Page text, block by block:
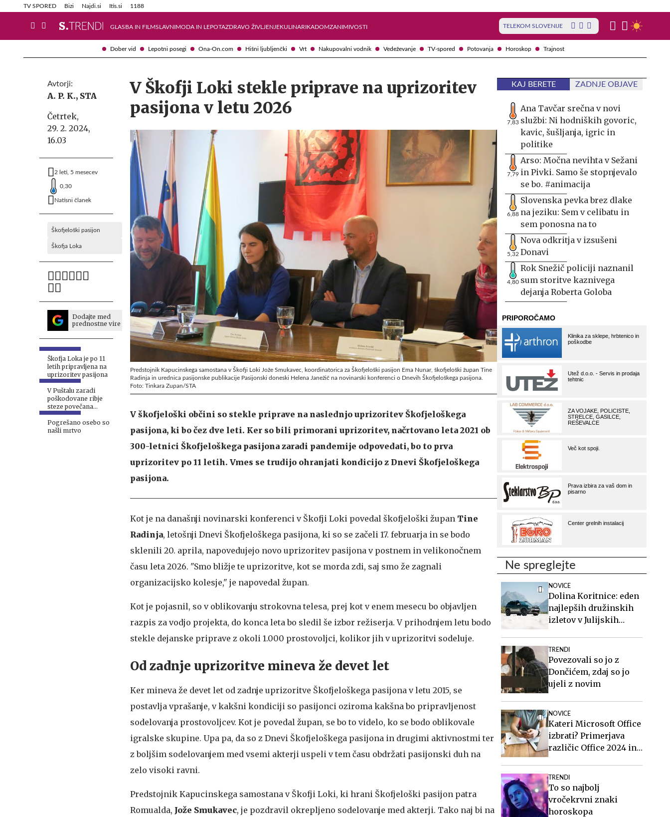
Dober vid Lepotni posegi Ona-On.com Hišni ljubljenčki Vrt Nakupovalni vodnik Vedeževanje TV-spored Potovanja Horoskop Trajnost
TV SPORED Bizi Najdi.si Itis.si 1188
GLASBA IN FILMSLAVNIMODA IN LEPOTAZDRAVO ŽIVLJENJEKULINARIKADOMZANIMIVOSTI TELEKOM SLOVENIJE
Info in obvestila Tehnik
Avtorji:
A. P. K., STA
Četrtek,
29. 2. 2024,
16.03
2 leti, 5 mesecev
0,30
Natisni članek
Škofjeloški pasijon
Škofja Loka
Dodajte med
prednostne vire
Škofja Loka je po 11
letih pripravljena na
uprizoritev pasijona
V Puštalu zaradi
poškodovane ribje
steze povečana
nevarnost za kopalce
Pogrešano osebo so
našli mrtvo
V Škofji Loki stekle priprave na uprizoritev
pasijona v letu 2026
Predstojnik Kapucinskega samostana v Škofji Loki Jože Smukavec, koordinatorica za Škofjeloški pasijon Ema Nunar, škofjeloški župan Tine
Radinja in urednica pasijonske publikacije Pasijonski doneski Helena Janežič na novinarski konferenci o Dnevih Škofjeloškega pasijona.
Foto: Tinkara Zupan/STA
V škofjeloški občini so stekle priprave na naslednjo uprizoritev Škofjeloškega
pasijona, ki bo čez dve leti. Ker so bili primorani uprizoritev, načrtovano leta 2021 ob
300-letnici Škofjeloškega pasijona zaradi pandemije odpovedati, bo to prva
uprizoritev po 11 letih. Vmes se trudijo ohranjati kondicijo z Dnevi Škofjeloškega
pasijona.
Kot je na današnji novinarski konferenci v Škofji Loki povedal škofjeloški župan Tine
Radinja, letošnji Dnevi Škofjeloškega pasijona, ki so se začeli 17. februarja in se bodo
sklenili 20. aprila, napovedujejo novo uprizoritev pasijona v postnem in velikonočnem
času leta 2026. "Smo bližje te uprizoritve, kot se morda zdi, saj smo že zagnali
organizacijsko kolesje," je napovedal župan.
Kot je pojasnil, so v oblikovanju strokovna telesa, prej kot v enem mesecu bo objavljen
razpis za vodjo projekta, do konca leta bo sledil še izbor režiserja. V prihodnjem letu bodo
stekle dejanske priprave z okoli 1.000 prostovoljci, kolikor jih v uprizoritvi sodeluje.
Od zadnje uprizoritve mineva že devet let
Ker mineva že devet let od zadnje uprizoritve Škofjeloškega pasijona v letu 2015, se
postavlja vprašanje, v kakšni kondiciji so pasijonci oziroma kakšna bo pripravljenost
sodelovanja prostovoljcev. Kot je povedal župan, se bo to videlo, ko se bodo oblikovale
igralske skupine. Upa pa, da so z Dnevi Škofjeloškega pasijona in drugimi aktivnostmi ter
z boljšim sodelovanjem med vsemi akterji uspeli v tem času obdržati pasijonski duh na
zelo visoki ravni.
Predstojnik Kapucinskega samostana v Škofji Loki, ki hrani Škofjeloški pasijon patra
Romualda, Jože Smukavec, je pozdravil okrepljeno sodelovanje med akterji. Tako naj bi na
KAJ BERETE ZADNJE OBJAVE
7,83
Ana Tavčar srečna v novi
službi: Ni hodniških govoric,
kavic, šušljanja, igric in
politike
7,79
Arso: Močna nevihta v Sežani
in Pivki. Samo še stopnjevalo
se bo. #animacija
6,88
Slovenska pevka brez dlake
na jeziku: Sem v celibatu in
sem ponosna na to
5,32
Nova odkritja v izsušeni
Donavi
4,80
Rok Snežič policiji naznanil
sum storitve kaznivega
dejanja Roberta Goloba
Ne spreglejte
NOVICE
Dolina Koritnice: eden
najlepših družinskih
izletov v Julijskih
TRENDI
Povezovali so jo z
Dončićem, zdaj so jo
ujeli z novim
NOVICE
Kateri Microsoft Office
izbrati? Primerjava
različic Office 2024 in
TRENDI
To so najbolj
vročekrvni znaki
horoskopa